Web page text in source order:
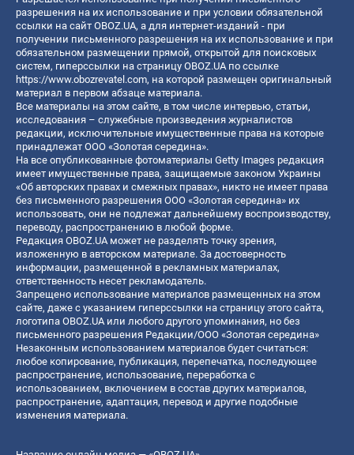
разрешения на их использование и при условии обязательной
ссылки на сайт OBOZ.UA, а для интернет-изданий - при
получении письменного разрешения на их использование и при
обязательном размещении прямой, открытой для поисковых
систем, гиперссылки на страницу OBOZ.UA по ссылке
https://www.obozrevatel.com, на которой размещен оригинальный
материал в первом абзаце материала.
Все материалы на этом сайте, в том числе интервью, статьи,
исследования – служебные произведения журналистов
редакции, исключительные имущественные права на которые
принадлежат ООО «Золотая середина».
На все опубликованные фотоматериалы Getty Images редакция
имеет имущественные права, защищаемые законом Украины
«Об авторских правах и смежных правах», никто не имеет права
без письменного разрешения ООО «Золотая середина» их
использовать, они не подлежат дальнейшему воспроизводству,
переводу, распространению в любой форме.
Редакция OBOZ.UA может не разделять точку зрения,
изложенную в авторском материале. За достоверность
информации, размещенной в рекламных материалах,
ответственность несет рекламодатель.
Запрещено использование материалов размещенных на этом
сайте, даже с указанием гиперссылки на страницу этого сайта,
логотипа OBOZ.UA или любого другого упоминания, но без
письменного разрешения Редакции/ООО «Золотая середина»
Незаконным использованием материалов будет считаться:
любое копирование, публикация, перепечатка, последующее
распространение, использование, переработка с
использованием, включением в состав других материалов,
распространение, адаптация, перевод и другие подобные
изменения материала.